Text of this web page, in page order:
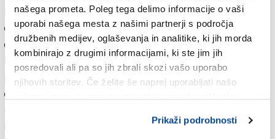
našega prometa. Poleg tega delimo informacije o vaši
uporabi našega mesta z našimi partnerji s področja
družbenih medijev, oglaševanja in analitike, ki jih morda
kombinirajo z drugimi informacijami, ki ste jim jih
posredovali ali pa so jih zbrali skozi vašo uporabo
njihovih storitev. Če želite še naprej uporabljati našo
Prikaži podrobnosti
Pa poglejmo, koliko denarja iz evropskega načrta za
okrevanje in odpornost so že namenili Trstu. Največ
denarja bo v prihodnjih štirih letih dobila luka Trst, ki
lahko računa na 416 milijonov evrov. Vsa italijanska
pristanišča bodo skupaj sicer deležna 2,7 milijarde
evrov iz NOO, največ pa bo Italija namenila Genovi
kar je dokaz, da vlada verjame v potencial tržaškega